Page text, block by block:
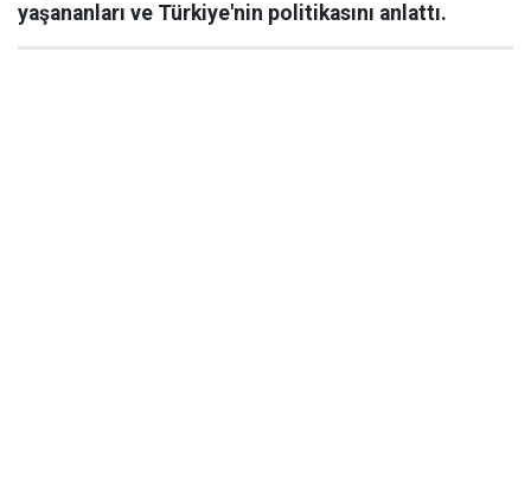
yaşananları ve Türkiye'nin politikasını anlattı.